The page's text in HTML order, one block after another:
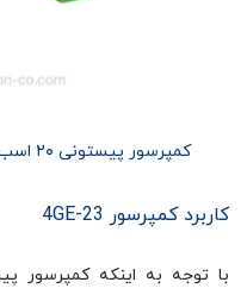
کمپرسور پیستونی ۲۰ اسب بخار سه فاز بیتزر مدل 4GE-23
کاربرد کمپرسور 4GE-23
با توجه به اینکه کمپرسور